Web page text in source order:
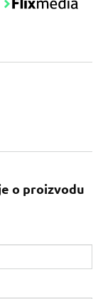
o proizvodu